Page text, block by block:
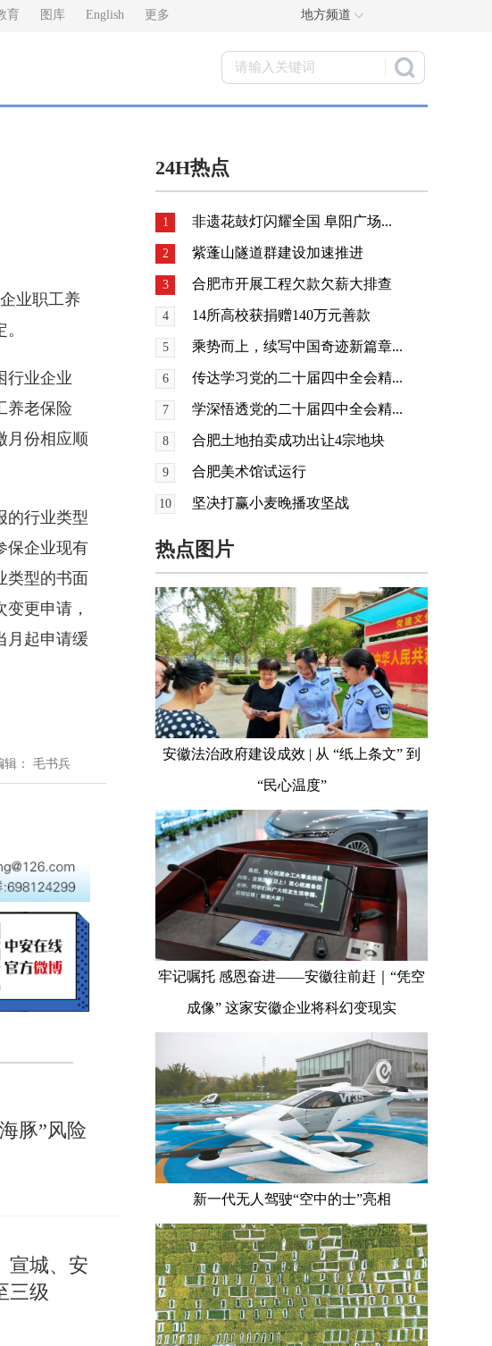
育 图库 English 更多 地方频道
业职工养
业企业
养老保险
月份相应顺
行业类型
保企业现有
类型的书面
更申请，
月起申请缓
辑： 毛书兵
豚”风险
宣城、安
三级
24H热点
1 非遗花鼓灯闪耀全国 阜阳广场...
2 紫蓬山隧道群建设加速推进
3 合肥市开展工程欠款欠薪大排查
4 14所高校获捐赠140万元善款
5 乘势而上，续写中国奇迹新篇章...
6 传达学习党的二十届四中全会精...
7 学深悟透党的二十届四中全会精...
8 合肥土地拍卖成功出让4宗地块
9 合肥美术馆试运行
10 坚决打赢小麦晚播攻坚战
热点图片
安徽法治政府建设成效 | 从 “纸上条文” 到
“民心温度”
牢记嘱托 感恩奋进——安徽往前赶｜“凭空
成像” 这家安徽企业将科幻变现实
新一代无人驾驶“空中的士”亮相